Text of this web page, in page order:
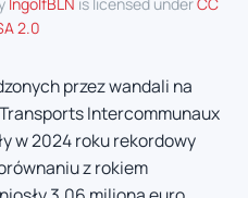
2.0
przez wandali na
Intercommunaux
w 2024 roku rekordowy
z rokiem